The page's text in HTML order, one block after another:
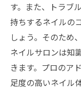
す。また、トラブ
持ちするネイルの
しょう。そのため
ネイルサロンは知
きます。プロのア
足度の高いネイル